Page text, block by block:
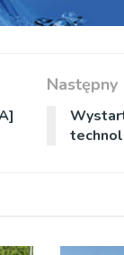
Następny